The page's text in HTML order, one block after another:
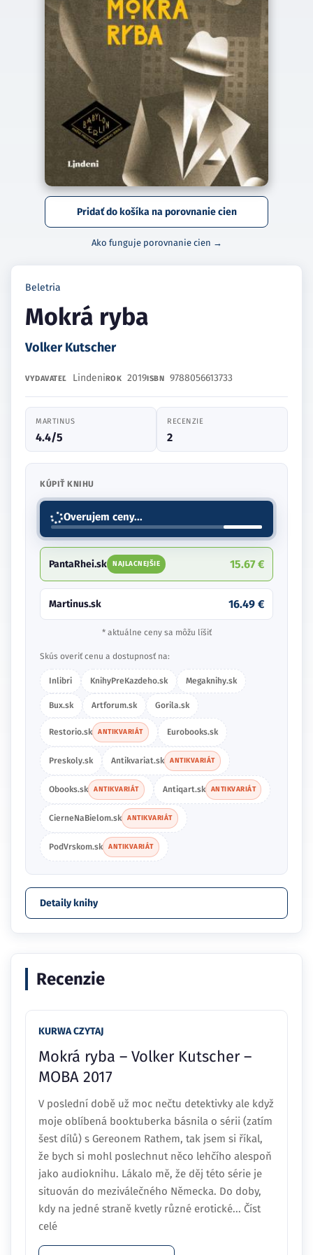
Pridať do košíka na porovnanie cien
Ako funguje porovnanie cien →
Beletria
Mokrá ryba
Volker Kutscher
VYDAVATEĽ LindeniROK 2019ISBN 9788056613733
MARTINUS
4.4/5
RECENZIE
2
KÚPIŤ KNIHU
Overujem ceny...
PantaRhei.sk NAJLACNEJŠIE 15.67 €
Martinus.sk 16.49 €
* aktuálne ceny sa môžu líšiť
Skús overiť cenu a dostupnosť na:
Inlibri KnihyPreKazdeho.sk Megaknihy.sk
Bux.sk Artforum.sk Gorila.sk
Restorio.sk ANTIKVARIÁT Eurobooks.sk
Preskoly.sk Antikvariat.sk ANTIKVARIÁT
Obooks.sk ANTIKVARIÁT Antiqart.sk ANTIKVARIÁT
CierneNaBielom.sk ANTIKVARIÁT
PodVrskom.sk ANTIKVARIÁT
Detaily knihy
Recenzie
KURWA CZYTAJ
Mokrá ryba – Volker Kutscher –
MOBA 2017
V poslední době už moc nečtu detektivky ale když
moje oblíbená booktuberka básnila o sérii (zatím
šest dílů) s Gereonem Rathem, tak jsem si říkal,
že bych si mohl poslechnut něco lehčího alespoň
jako audioknihu. Lákalo mě, že děj této série je
situován do meziválečného Německa. Do doby,
kdy na jedné straně kvetly různé erotické... Číst
celé